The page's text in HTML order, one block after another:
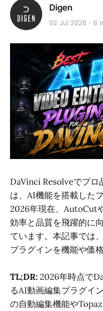
Digen
02 Jul 2026 6
DaVinci Resolveでプロ
は、AI機能を搭載した
2026年現在、AutoCut
効率と品質を飛躍的に
ています。本記事では
プラグインを機能や価
TL;DR:2026年時点で
るAI動画編集プラグイ
の自動編集機能や